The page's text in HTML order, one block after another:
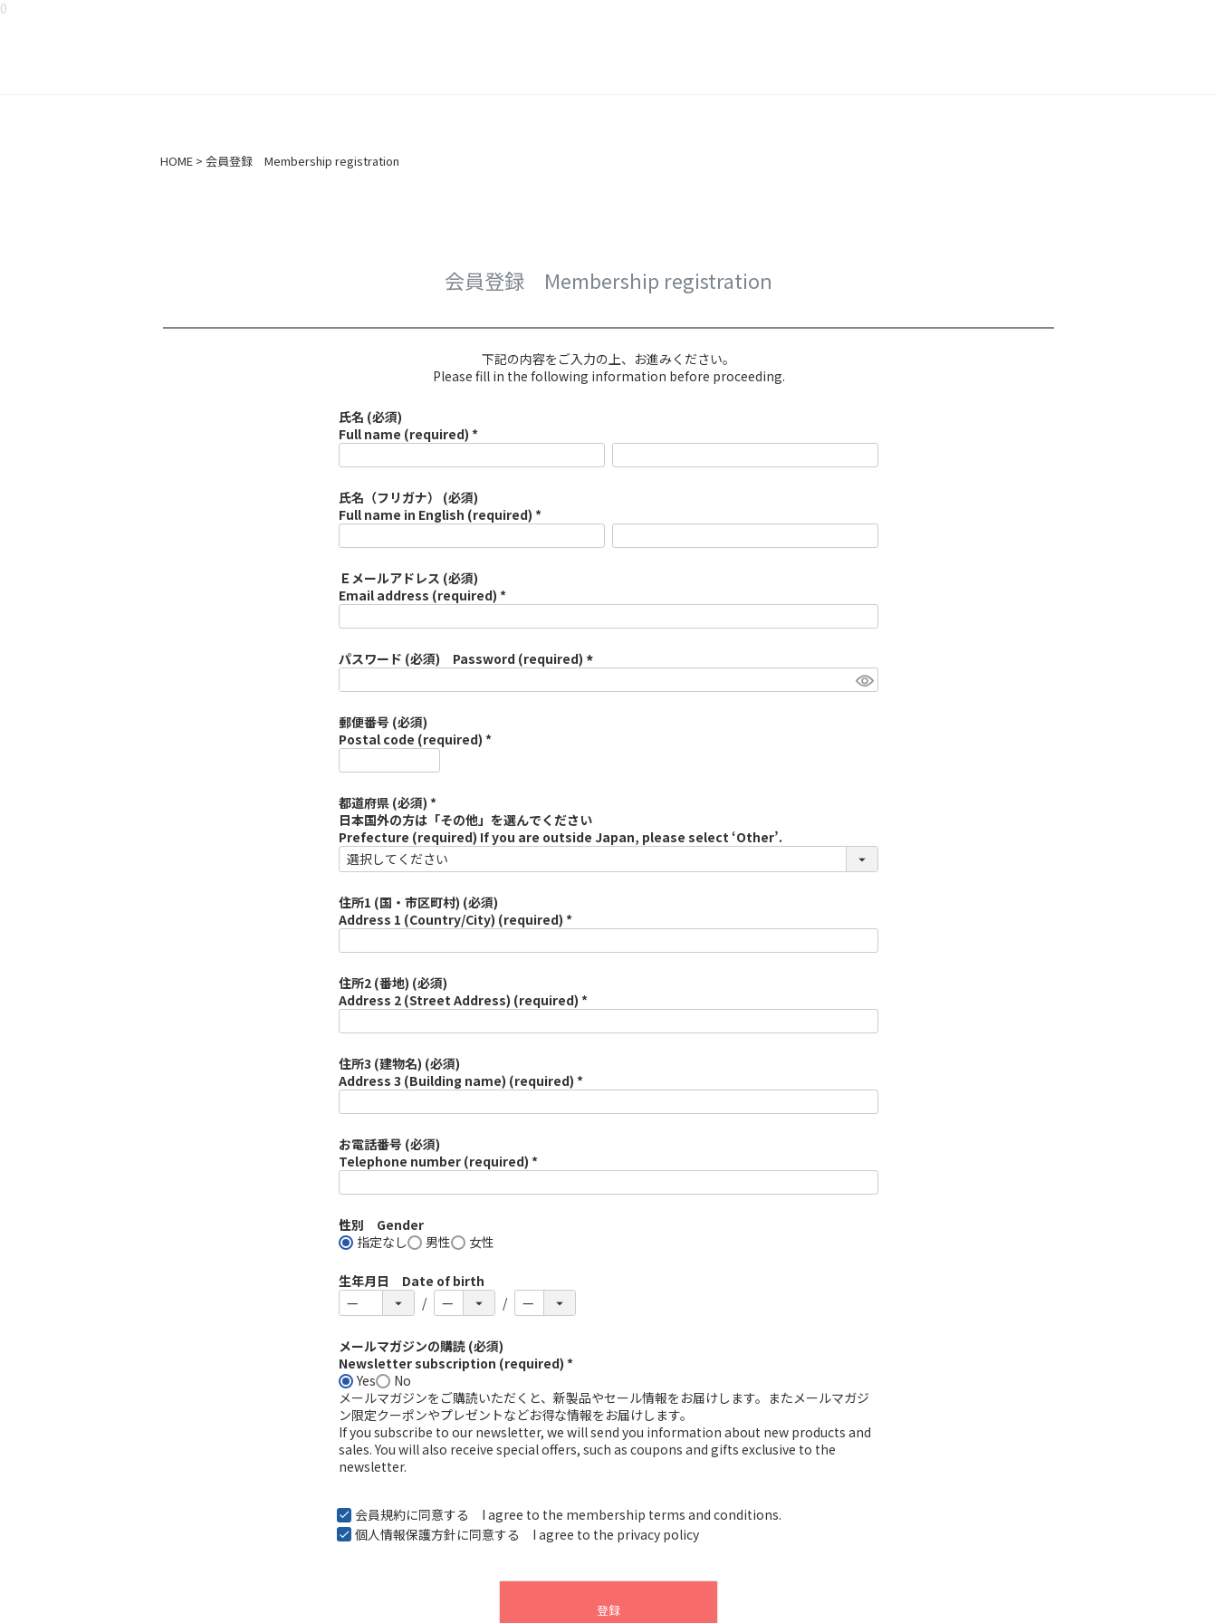
0
HOME 会員登録 Membership registration
会員登録 Membership registration
下記の内容をご入力の上、お進みください。
Please fill in the following information before proceeding.
氏名 (必須)
Full name (required) *
氏名（フリガナ） (必須)
Full name in English (required) *
Ｅメールアドレス (必須)
Email address (required) *
パスワード (必須) Password (required)
必
郵便番号 (必須)
Postal code (required) *
都道府県 (必須) *
日本国外の方は「その他」を選んでください
Prefecture (required) If you are outside Japan, please select ‘Other’.
住所1 (国・市区町村) (必須)
Address 1 (Country/City) (required) *
住所2 (番地) (必須)
Address 2 (Street Address) (required) *
住所3 (建物名) (必須)
Address 3 (Building name) (required) *
お電話番号 (必須)
Telephone number (required) *
性別 Gender
指定なし
男性 女性
生年月日 Date of birth
メールマガジンの購読 (必須)
Newsletter subscription (required) *
Yes
No
メールマガジンをご購読いただくと、新製品やセール情報をお届けします。またメールマガジ
ン限定クーポンやプレゼントなどお得な情報をお届けします。
If you subscribe to our newsletter, we will send you information about new products and
sales. You will also receive special offers, such as coupons and gifts exclusive to the
newsletter.
会員規約に同意する I agree to the membership terms and conditions.
個人情報保護方針に同意する I agree to the privacy policy
登録